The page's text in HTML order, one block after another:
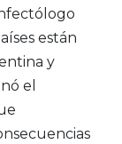
están
y
el